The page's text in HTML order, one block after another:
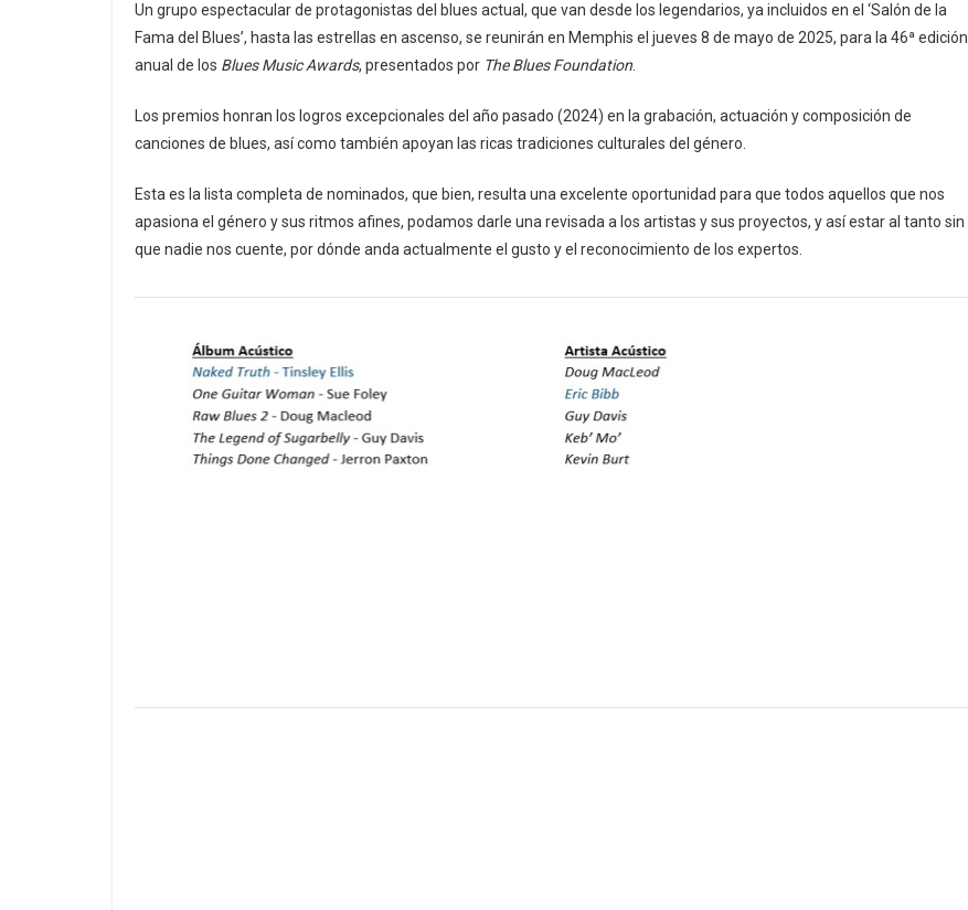
Un grupo espectacular de protagonistas del blues actual, que van desde los legendarios, ya incluidos en el ‘Salón de la
Fama del Blues’, hasta las estrellas en ascenso, se reunirán en Memphis el jueves 8 de mayo de 2025, para la 46ª edición
anual de los Blues Music Awards, presentados por The Blues Foundation
Los premios honran los logros excepcionales del año pasado (2024) en la grabación, actuación y composición de
canciones de blues, así como también apoyan las ricas tradiciones culturales del género.
Esta es la lista completa de nominados, que bien, resulta una excelente oportunidad para que todos aquellos que nos
apasiona el género y sus ritmos afines, podamos darle una revisada a los artistas y sus proyectos, y así estar al tanto sin
que nadie nos cuente, por dónde anda actualmente el gusto y el reconocimiento de los expertos.